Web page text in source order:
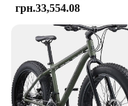
грн.33,554.08